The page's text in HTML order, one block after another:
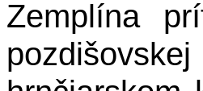
Zemplína